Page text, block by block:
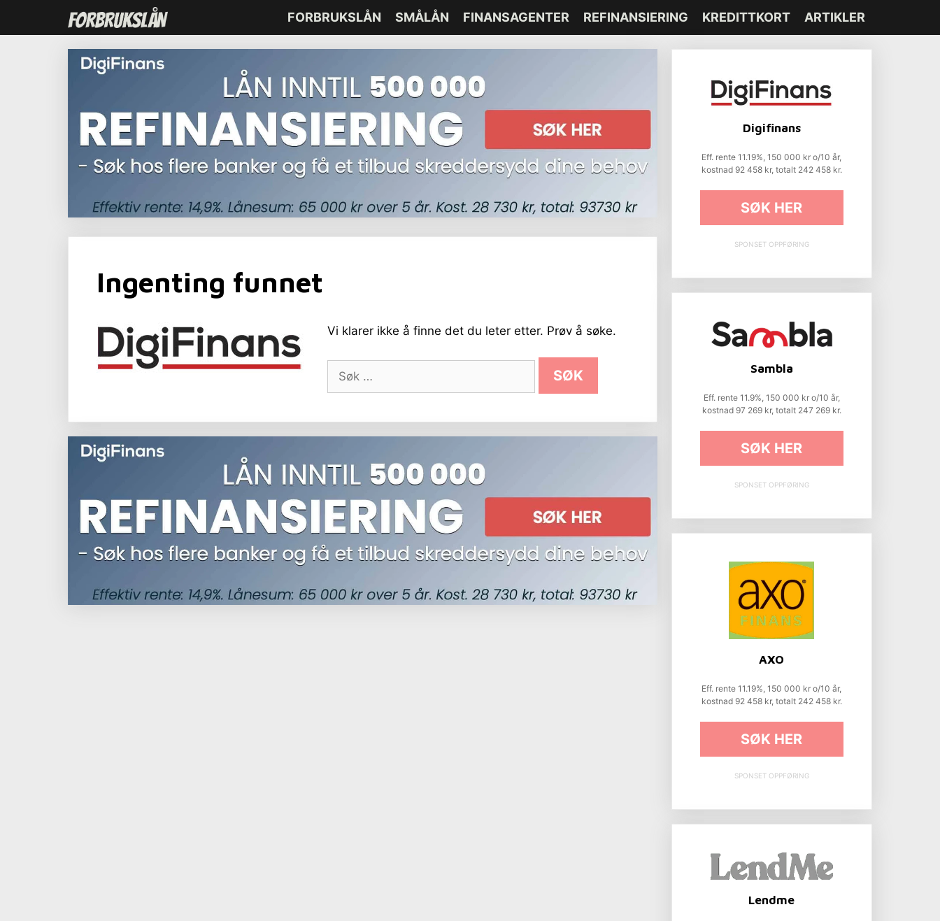
FORBRUKSLÅN SMÅLÅN FINANSAGENTER REFINANSIERING KREDITTKORT ARTIKLER
Ingenting funnet
Vi klarer ikke å finne det du leter etter. Prøv å søke.
Søk
etter:
Digifinans
Eff. rente 11.19%, 150 000 kr o/10 år,
kostnad 92 458 kr, totalt 242 458 kr.
SØK HER
SPONSET OPPFØRING
Sambla
Eff. rente 11.9%, 150 000 kr o/10 år,
kostnad 97 269 kr, totalt 247 269 kr.
SØK HER
SPONSET OPPFØRING
AXO
Eff. rente 11.19%, 150 000 kr o/10 år,
kostnad 92 458 kr, totalt 242 458 kr.
SØK HER
SPONSET OPPFØRING
Lendme